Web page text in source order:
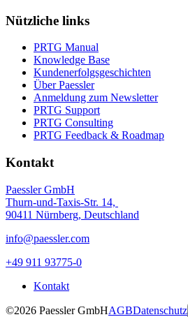
Nützliche links
PRTG Manual
Knowledge Base
Kundenerfolgsgeschichten
Über Paessler
Anmeldung zum Newsletter
PRTG Support
PRTG Consulting
PRTG Feedback & Roadmap
Kontakt
Paessler GmbH
Thurn-und-Taxis-Str. 14,
90411 Nürnberg, Deutschland
info@paessler.com
+49 911 93775-0
Kontakt
©2026 Paessler GmbHAGBDatenschutz